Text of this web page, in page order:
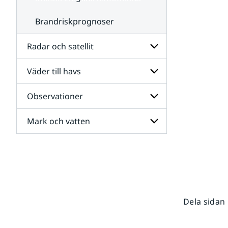
Brandriskprognoser
Radar och satellit
Undersidor
för
Radar
och
satellit
Väder till havs
Undersidor
för
Väder
till
havs
Observationer
Undersidor
för
Mark och vatten
Dela sidan